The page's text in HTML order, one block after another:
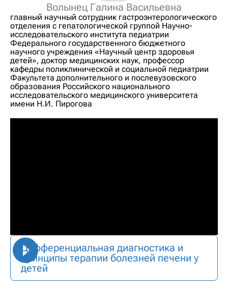
Волынец Галина Васильевна
главный научный сотрудник гастроэнтерологического
отделения с гепатологической группой Научно-
исследовательского института педиатрии
Федерального государственного бюджетного
научного учреждения «Научный центр здоровья
детей», доктор медицинских наук, профессор
кафедры поликлинической и социальной педиатрии
Факультета дополнительного и послевузовского
образования Российского национального
исследовательского медицинского университета
имени Н.И. Пирогова
Дифференциальная диагностика и
принципы терапии болезней печени у
детей